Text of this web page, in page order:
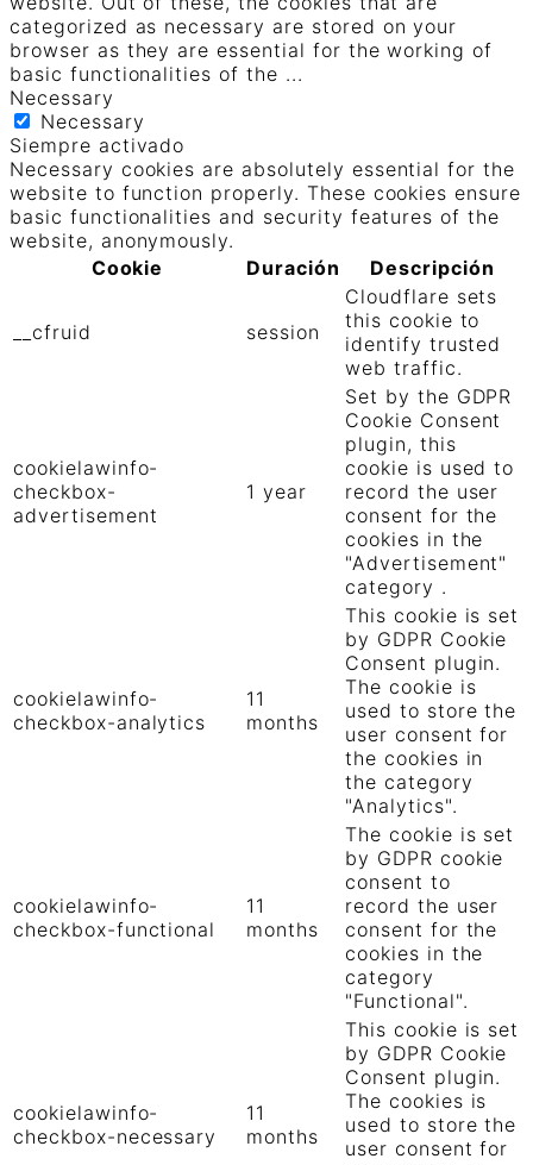
categorized as necessary are stored on your
browser as they are essential for the working of
basic functionalities of the ...
Necessary
Necessary
Siempre activado
Necessary cookies are absolutely essential for the
website to function properly. These cookies ensure
basic functionalities and security features of the
website, anonymously.
Cookie
Duración Descripción
__cfruid session
Cloudflare sets
this cookie to
identify trusted
web traffic.
cookielawinfo-
checkbox-
advertisement
1 year
Set by the GDPR
Cookie Consent
plugin, this
cookie is used to
record the user
consent for the
cookies in the
"Advertisement"
category .
cookielawinfo-
checkbox-analytics
11
months
This cookie is set
by GDPR Cookie
Consent plugin.
The cookie is
used to store the
user consent for
the cookies in
the category
"Analytics".
cookielawinfo-
checkbox-functional
11
months
The cookie is set
by GDPR cookie
consent to
record the user
consent for the
cookies in the
category
"Functional".
cookielawinfo-
checkbox-necessary
11
months
This cookie is set
by GDPR Cookie
Consent plugin.
The cookies is
used to store the
user consent for